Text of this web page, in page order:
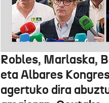
Robles, Marlaska,
eta Albares
agertuko dira